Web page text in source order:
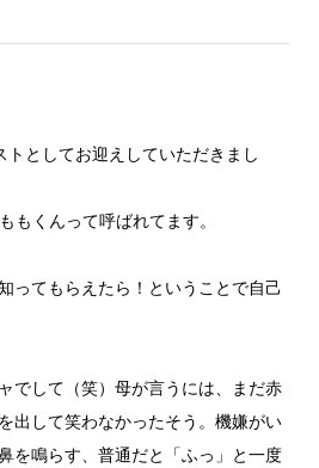
としてお迎えしていただきまし
もくんって呼ばれてます。
ってもらえたら！ということで自己
でして（笑）母が言うには、まだ赤
出して笑わなかったそう。機嫌がい
を鳴らす、普通だと「ふっ」と一度